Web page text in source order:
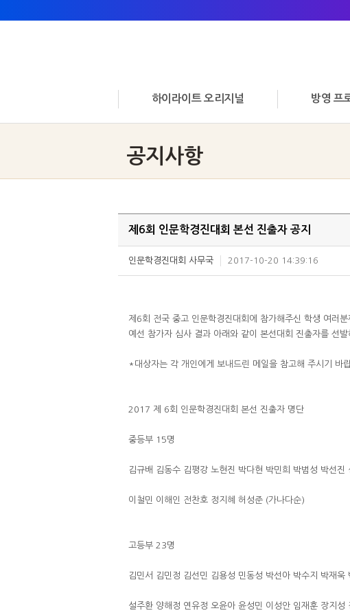
하이라이트 오리지널 방영 프
공지사항
제6회 인문학경진대회 본선 진출자 공지
인문학경진대회 사무국 2017-10-20 14:39:16
제6회 전국 중고 인문학경진대회에 참가해주신 학생 여러분
예선 참가자 심사 결과 아래와 같이 본선대회 진출자를 선발
*대상자는 각 개인에게 보내드린 메일을 참고해 주시기 바
2017 제 6회 인문학경진대회 본선 진출자 명단
중등부 15명
김규배 김동수 김평강 노현진 박다현 박민희 박범성 박선진
이철민 이해인 전찬호 정지혜 허성준 (가나다순)
고등부 23명
김민서 김민정 김선민 김용성 민동성 박선아 박수지 박재욱
설주환 양해정 연유정 오윤아 윤성민 이성안 임재훈 장지성